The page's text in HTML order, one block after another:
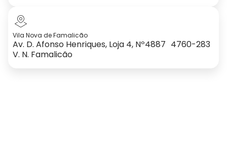
Vila Nova de Famalicão
Av. D. Afonso Henriques, Loja 4, Nº4887 4760-283
V. N. Famalicão